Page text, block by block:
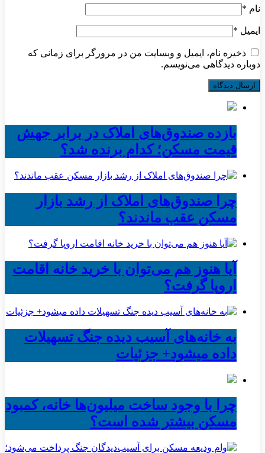
نام *
ایمیل *
ذخیره نام، ایمیل و وبسایت من در مرورگر برای زمانی که
دوباره دیدگاهی می‌نویسم.
بازده صندوق‌های املاک در برابر جهش
قیمت مسکن؛ کدام برنده شد؟
چرا صندوق‌های املاک از رشد بازار
مسکن عقب ماندند؟
آیا هنوز هم می‌توان با خرید خانه اقامت
اروپا گرفت؟
به خانه‌های آسیب دیده جنگ تسهیلات
داده میشود+ جزئیات
چرا با وجود ساخت میلیون‌ها خانه، کمبود
مسکن بیشتر شده است؟